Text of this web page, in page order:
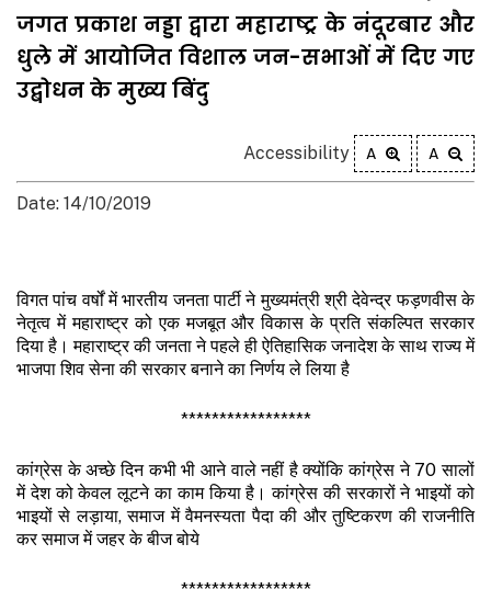
जगत प्रकाश नड्डा द्वारा महाराष्ट्र के नंदूरबार और
धुले में आयोजित विशाल जन-सभाओं में दिए गए
उद्बोधन के मुख्य बिंदु
Accessibility A A
Date: 14/10/2019
विगत पांच वर्षों में भारतीय जनता पार्टी ने मुख्यमंत्री श्री देवेन्द्र फड़णवीस के
नेतृत्व में महाराष्ट्र को एक मजबूत और विकास के प्रति संकल्पित सरकार
दिया है। महाराष्ट्र की जनता ने पहले ही ऐतिहासिक जनादेश के साथ राज्य में
भाजपा शिव सेना की सरकार बनाने का निर्णय ले लिया है
*****************
कांग्रेस के अच्छे दिन कभी भी आने वाले नहीं है क्योंकि कांग्रेस ने 70 सालों
में देश को केवल लूटने का काम किया है। कांग्रेस की सरकारों ने भाइयों को
भाइयों से लड़ाया, समाज में वैमनस्यता पैदा की और तुष्टिकरण की राजनीति
कर समाज में जहर के बीज बोये